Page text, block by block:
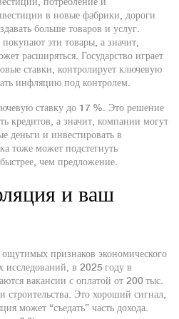
потребление и
в новые фабрики, дороги
больше товаров и услуг.
эти товары, а значит,
расширяться. Государство играет
ставки, контролирует ключевую
инфляцию под контролем.
ставку до 17 %. Это решение
кредитов, а значит, компании могут
деньги и инвестировать в
тоже может подстегнуть
чем предложение.
и ваш
признаков экономического
в 2025 году в
вакансии с оплатой от 200 тыс.
Это хороший сигнал,
может “съедать” часть дохода.